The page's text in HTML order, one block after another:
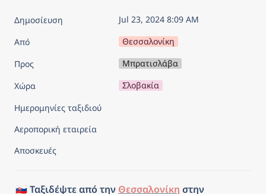
Δημοσίευση
Jul 23, 2024 8:09 AM
Από
Θεσσαλονίκη
Προς
Μπρατισλάβα
Χώρα
Σλοβακία
Ημερομηνίες ταξιδιού
Αεροπορική εταιρεία
Αποσκευές
🇸🇰 Ταξιδέψτε από την Θεσσαλονίκη